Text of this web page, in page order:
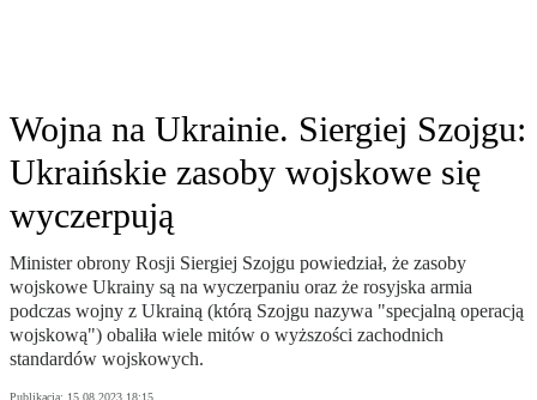
Wojna na Ukrainie. Siergiej Szojgu:
Ukraińskie zasoby wojskowe się
wyczerpują
Minister obrony Rosji Siergiej Szojgu powiedział, że zasoby
wojskowe Ukrainy są na wyczerpaniu oraz że rosyjska armia
podczas wojny z Ukrainą (którą Szojgu nazywa "specjalną operacją
wojskową") obaliła wiele mitów o wyższości zachodnich
standardów wojskowych.
Publikacja: 15.08.2023 18:15